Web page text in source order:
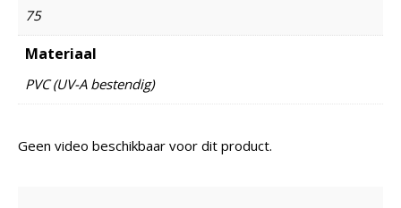
75
Materiaal
PVC (UV-A bestendig)
Geen video beschikbaar voor dit product.